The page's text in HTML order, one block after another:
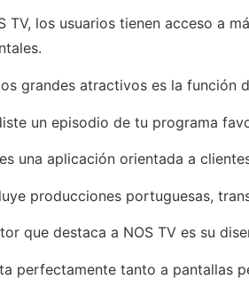
TV, los usuarios tienen acceso a
grandes atractivos es la función
un episodio de tu programa
una aplicación orientada a
producciones portuguesas,
que destaca a NOS TV es su
perfectamente tanto a pantallas